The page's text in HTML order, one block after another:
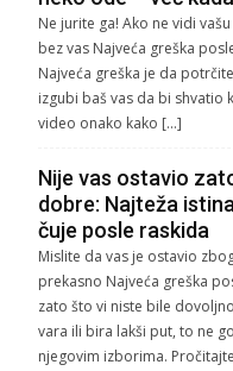
Ne jurite ga! Ako ne vidi
bez vas Najveća greška
Najveća greška je da
izgubi baš vas da bi shvatio
video onako kako […]
Nije vas ostavio
dobre: Najteža
čuje posle raskida
Mislite da vas je ostavio
prekasno Najveća greška
zato što vi niste bile
vara ili bira lakši put, to ne
njegovim izborima.